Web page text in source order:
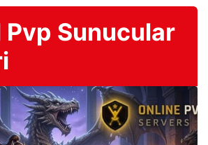
Pvp Sunucular